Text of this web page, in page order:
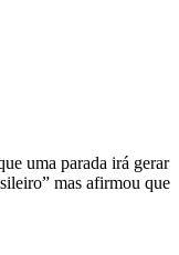
uma parada irá gerar
mas afirmou que